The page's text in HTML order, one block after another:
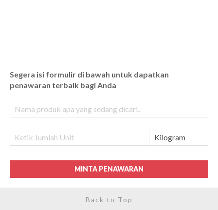
Segera isi formulir di bawah untuk dapatkan
penawaran terbaik bagi Anda
MINTA PENAWARAN
Back to Top